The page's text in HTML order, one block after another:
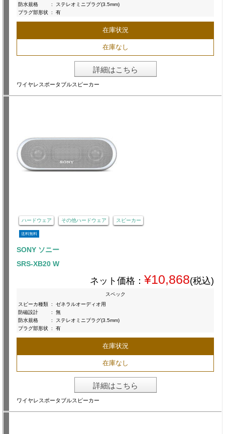
防水規格
:
ステレオミニプラグ(3.5mm)
プラグ部形状 : 有
在庫状況
在庫なし
詳細はこちら
ワイヤレスポータブルスピーカー
ハードウェア その他ハードウェア スピーカー
送料無料
SONY ソニー
SRS-XB20 W
ネット価格： ¥10,868(税込)
スペック
スピーカ種類 :
ゼネラルオーディオ用
防磁設計
:
無
防水規格
:
ステレオミニプラグ(3.5mm)
プラグ部形状 : 有
在庫状況
在庫なし
詳細はこちら
ワイヤレスポータブルスピーカー